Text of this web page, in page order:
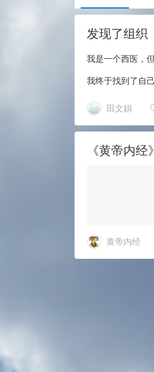
发现了组织
我是一个西医，
我终于找到了自
田文娟
《黄帝内
黄帝内经